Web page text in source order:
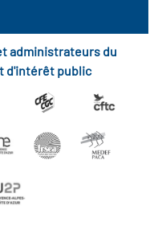
administrateurs du
d'intérêt public